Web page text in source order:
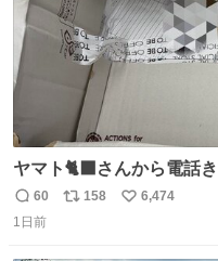
ヤマト🐈‍⬛さんから電話
でない程潰れてまして」
😭 海渡ってくる時に潰れたっぽい 「一旦
返
信
60
リ
158
い
6,474
1日前